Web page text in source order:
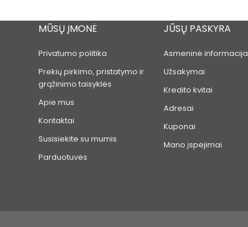
MŪSŲ ĮMONĖ
Privatumo politika
Prekių pirkimo, pristatymo ir
grąžinimo taisyklės
Apie mus
Kontaktai
Susisiekite su mumis
Parduotuvės
JŪSŲ PASKYRA
Asmeninė informacija
Užsakymai
Kredito kvitai
Adresai
Kuponai
Mano įspėjimai